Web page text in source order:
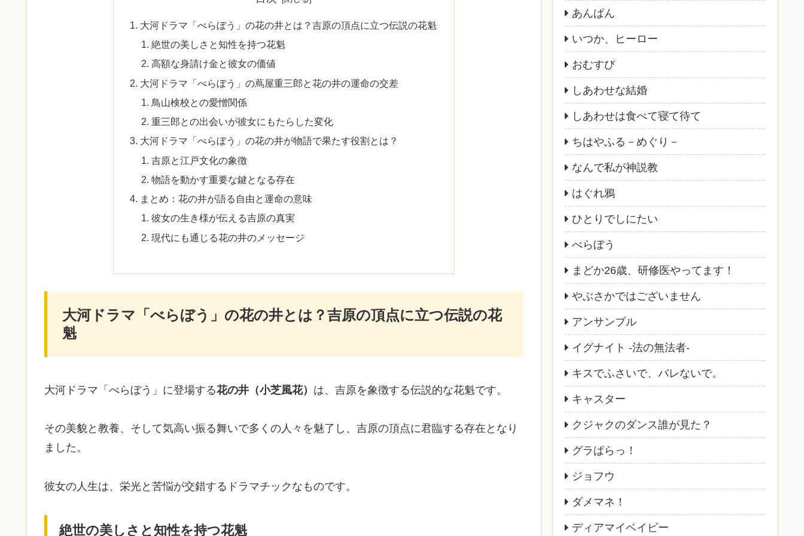
大河ドラマ「べらぼう」の花の井とは？吉原の頂点に立つ伝説の花魁
絶世の美しさと知性を持つ花魁
高額な身請け金と彼女の価値
大河ドラマ「べらぼう」の蔦屋重三郎と花の井の運命の交差
鳥山検校との愛憎関係
重三郎との出会いが彼女にもたらした変化
大河ドラマ「べらぼう」の花の井が物語で果たす役割とは？
吉原と江戸文化の象徴
物語を動かす重要な鍵となる存在
まとめ：花の井が語る自由と運命の意味
彼女の生き様が伝える吉原の真実
現代にも通じる花の井のメッセージ
大河ドラマ「べらぼう」の花の井とは？吉原の頂点に立つ伝説の花
魁
大河ドラマ「べらぼう」に登場する花の井（小芝風花） は、吉原を象徴する伝説的な花魁です。
その美貌と教養、そして気高い振る舞いで多くの人々を魅了し、吉原の頂点に君臨する存在となり
ました。
彼女の人生は、栄光と苦悩が交錯するドラマチックなものです。
絶世の美しさと知性を持つ花魁
あんぱん
いつか、ヒーロー
おむすび
しあわせな結婚
しあわせは食べて寝て待て
ちはやふる－めぐり－
なんで私が神説教
はぐれ鴉
ひとりでしにたい
べらぼう
まどか26歳、研修医やってます！
やぶさかではございません
アンサンブル
イグナイト -法の無法者-
キスでふさいで、バレないで。
キャスター
クジャクのダンス誰が見た？
グラぱらっ！
ジョフウ
ダメマネ！
ディアマイベイビー